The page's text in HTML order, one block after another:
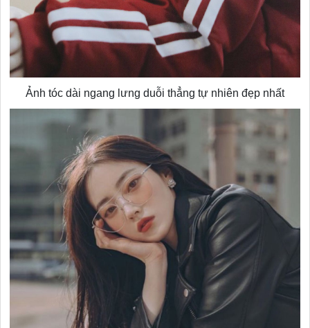
Ảnh tóc dài ngang lưng duỗi thẳng tự nhiên đẹp nhất